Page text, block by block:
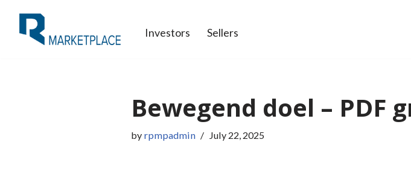
Skip
Investors Sellers
Bewegend doel – PDF
by rpmpadmin July 22, 2025